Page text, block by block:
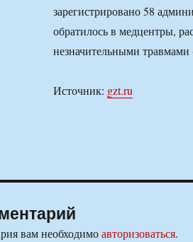
зарегистрировано 58
обратилось в медцентры,
незначительными
Источник: gzt.ru
вам необходимоавторизоваться.